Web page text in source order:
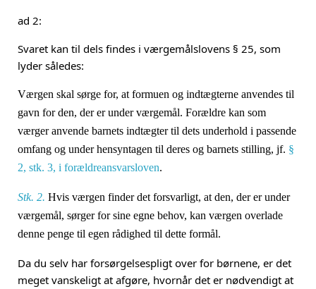
ad 2:
Svaret kan til dels findes i værgemålslovens § 25, som
lyder således:
Værgen skal sørge for, at formuen og indtægterne anvendes til
gavn for den, der er under værgemål. Forældre kan som
værger anvende barnets indtægter til dets underhold i passende
omfang og under hensyntagen til deres og barnets stilling, jf. §
2, stk. 3, i forældreansvarsloven.
Stk. 2. Hvis værgen finder det forsvarligt, at den, der er under
værgemål, sørger for sine egne behov, kan værgen overlade
denne penge til egen rådighed til dette formål.
Da du selv har forsørgelsespligt over for børnene, er det
meget vanskeligt at afgøre, hvornår det er nødvendigt at